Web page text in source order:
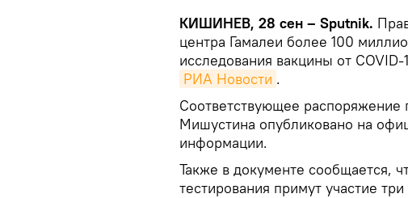
КИШИНЕВ, 28 сен – Sputnik.
центра Гамалеи более 100
исследования вакцины от
РИА Новости .
Соответствующее
Мишустина опубликовано на
информации.
Также в документе сообщается,
тестирования примут участие